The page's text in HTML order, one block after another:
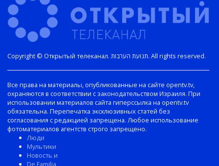
Copyright © Открытый телеканал. תנועת הערבות. All rights reserved.
Все права на материалы, опубликованные на сайте opentv.tv,
охраняются в соответствии с законодательством Израиля. При
использовании материалов сайта гиперссылка на opentv.tv
обязательна. Перепечатка эксклюзивных статей без
согласования с редакцией запрещена. Любое использование
фотоматериалов агентств строго запрещено.
Люди
Мультики
Новость и
De Familia